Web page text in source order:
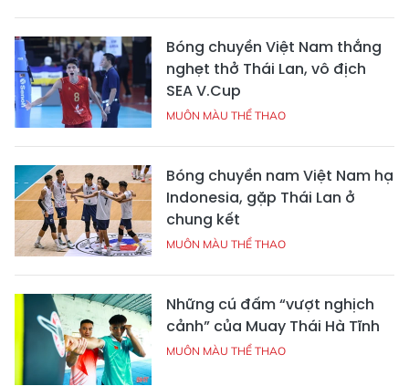
Bóng chuyền Việt Nam thắng
nghẹt thở Thái Lan, vô địch
SEA V.Cup
MUÔN MÀU THỂ THAO
Bóng chuyền nam Việt Nam hạ
Indonesia, gặp Thái Lan ở
chung kết
MUÔN MÀU THỂ THAO
Những cú đấm “vượt nghịch
cảnh” của Muay Thái Hà Tĩnh
MUÔN MÀU THỂ THAO